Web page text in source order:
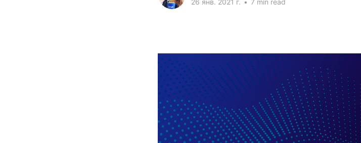
26 янв. 2021 г. • 7 min read